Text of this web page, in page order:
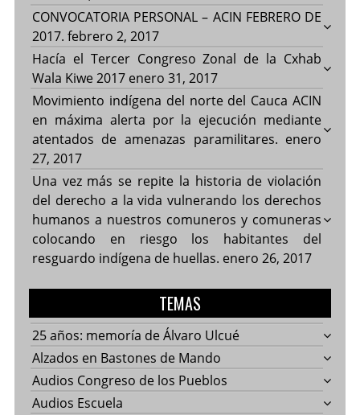
CONVOCATORIA PERSONAL – ACIN FEBRERO DE
2017. febrero 2, 2017
Hacía el Tercer Congreso Zonal de la Cxhab
Wala Kiwe 2017 enero 31, 2017
Movimiento indígena del norte del Cauca ACIN
en máxima alerta por la ejecución mediante
atentados de amenazas paramilitares. enero
27, 2017
Una vez más se repite la historia de violación
del derecho a la vida vulnerando los derechos
humanos a nuestros comuneros y comuneras
colocando en riesgo los habitantes del
resguardo indígena de huellas. enero 26, 2017
TEMAS
25 años: memoría de Álvaro Ulcué
Alzados en Bastones de Mando
Audios Congreso de los Pueblos
Audios Escuela